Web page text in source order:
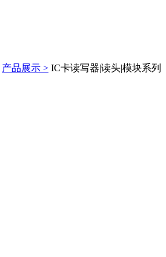
产品展示 > IC卡读写器|读头|模块系列